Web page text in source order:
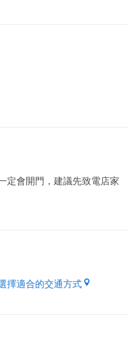
定會開門，建議先致電店家
擇適合的交通方式